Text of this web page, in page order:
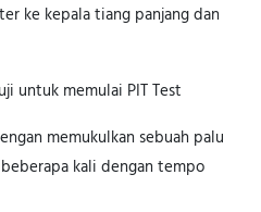
ke kepala tiang panjang dan
untuk memulai PIT Test
memukulkan sebuah palu
kali dengan tempo